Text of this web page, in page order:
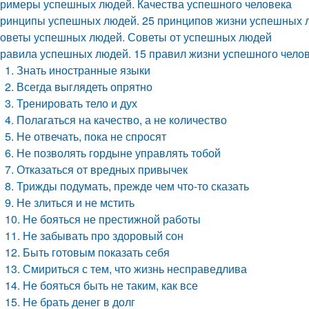
успешных людей. Качества успешного человека
успешных людей. 25 принципов жизни успешных
успешных людей. Советы от успешных людей
успешных людей. 15 правил жизни успешного
1. Знать иностранные языки
2. Всегда выглядеть опрятно
3. Тренировать тело и дух
4. Полагаться на качество, а не количество
5. Не отвечать, пока не спросят
6. Не позволять гордыне управлять тобой
7. Отказаться от вредных привычек
8. Трижды подумать, прежде чем что-то сказать
9. Не злиться и не мстить
10. Не бояться не престижной работы
11. Не забывать про здоровый сон
12. Быть готовым показать себя
13. Смириться с тем, что жизнь несправедлива
14. Не бояться быть не таким, как все
15. Не брать денег в долг